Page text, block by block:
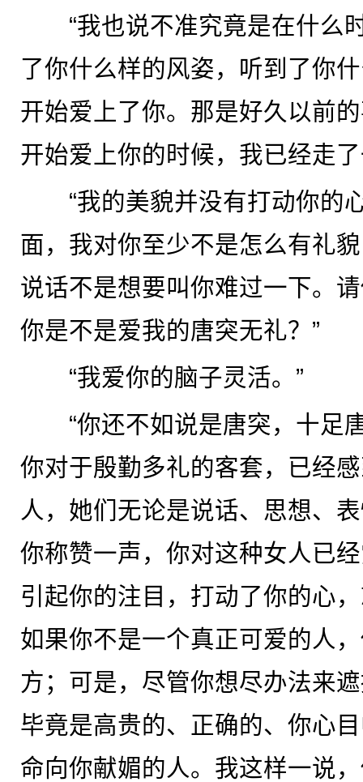
“我也说不准究竟是在什么
了你什么样的风姿，听到了你
开始爱上了你。那是好久以前
开始爱上你的时候，我已经走
“我的美貌并没有打动你的
面，我对你至少不是怎么有礼
说话不是想要叫你难过一下。
你是不是爱我的唐突无礼？”
“我爱你的脑子灵活。”
“你还不如说是唐突，十足
你对于殷勤多礼的客套，已经
人，她们无论是说话、思想、
你称赞一声，你对这种女人已
引起你的注目，打动了你的心
如果你不是一个真正可爱的人
方；可是，尽管你想尽办法来
毕竟是高贵的、正确的、你心
命向你献媚的人。我这样一说